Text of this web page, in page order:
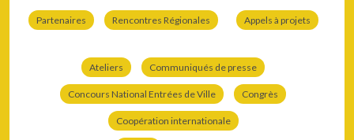
Partenaires Rencontres Régionales Appels à projets
Ateliers Communiqués de presse
Concours National Entrées de Ville Congrès
Coopération internationale